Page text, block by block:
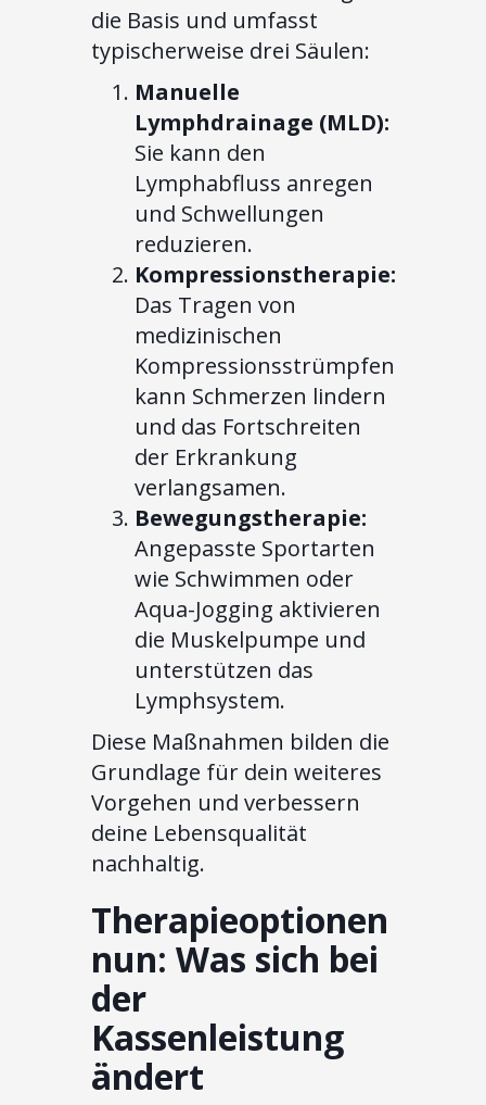
die Basis und umfasst
typischerweise drei Säulen:
Manuelle
Lymphdrainage (MLD):
Sie kann den
Lymphabfluss anregen
und Schwellungen
reduzieren.
Kompressionstherapie:
Das Tragen von
medizinischen
Kompressionsstrümpfen
kann Schmerzen lindern
und das Fortschreiten
der Erkrankung
verlangsamen.
Bewegungstherapie:
Angepasste Sportarten
wie Schwimmen oder
Aqua-Jogging aktivieren
die Muskelpumpe und
unterstützen das
Lymphsystem.
Diese Maßnahmen bilden die
Grundlage für dein weiteres
Vorgehen und verbessern
deine Lebensqualität
nachhaltig.
Therapieoptionen
nun: Was sich bei
der
Kassenleistung
ändert